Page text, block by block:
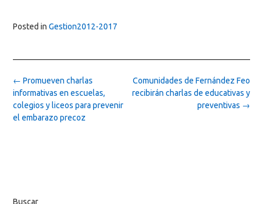
Posted in Gestion2012-2017
Post
navigation
Comunidades de Fernández Feo
recibirán charlas de educativas y
preventivas →
← Promueven charlas
informativas en escuelas,
colegios y liceos para prevenir
el embarazo precoz
Buscar